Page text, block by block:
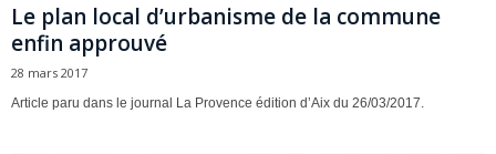
Le plan local d’urbanisme de la commune
enfin approuvé
28 mars 2017
Article paru dans le journal La Provence édition d’Aix du 26/03/2017.